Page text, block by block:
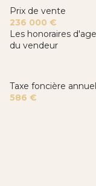
Prix de vente
236 000 €
Les honoraires
du vendeur
Taxe foncière
586 €